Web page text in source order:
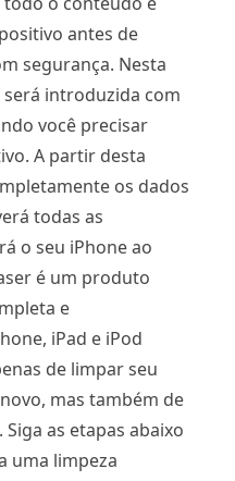
antes de
segurança. Nesta
introduzida com
você precisar
A partir desta
os dados
todas as
o seu iPhone ao
é um produto
e
iPad e iPod
de limpar seu
mas também de
as etapas abaixo
uma limpeza